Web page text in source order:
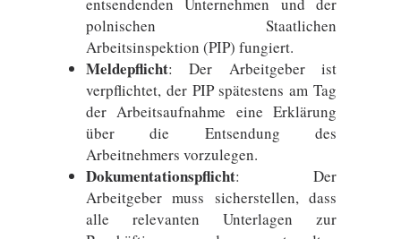
polnischen Staatlichen
Arbeitsinspektion (PIP) fungiert.
Meldepflicht: Der Arbeitgeber ist
verpflichtet, der PIP spätestens am Tag
der Arbeitsaufnahme eine Erklärung
über die Entsendung des
Arbeitnehmers vorzulegen.
Dokumentationspflicht: Der
Arbeitgeber muss sicherstellen, dass
alle relevanten Unterlagen zur